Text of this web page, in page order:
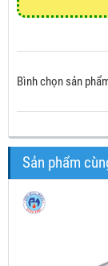
Bình chọn sản
Sản phẩm